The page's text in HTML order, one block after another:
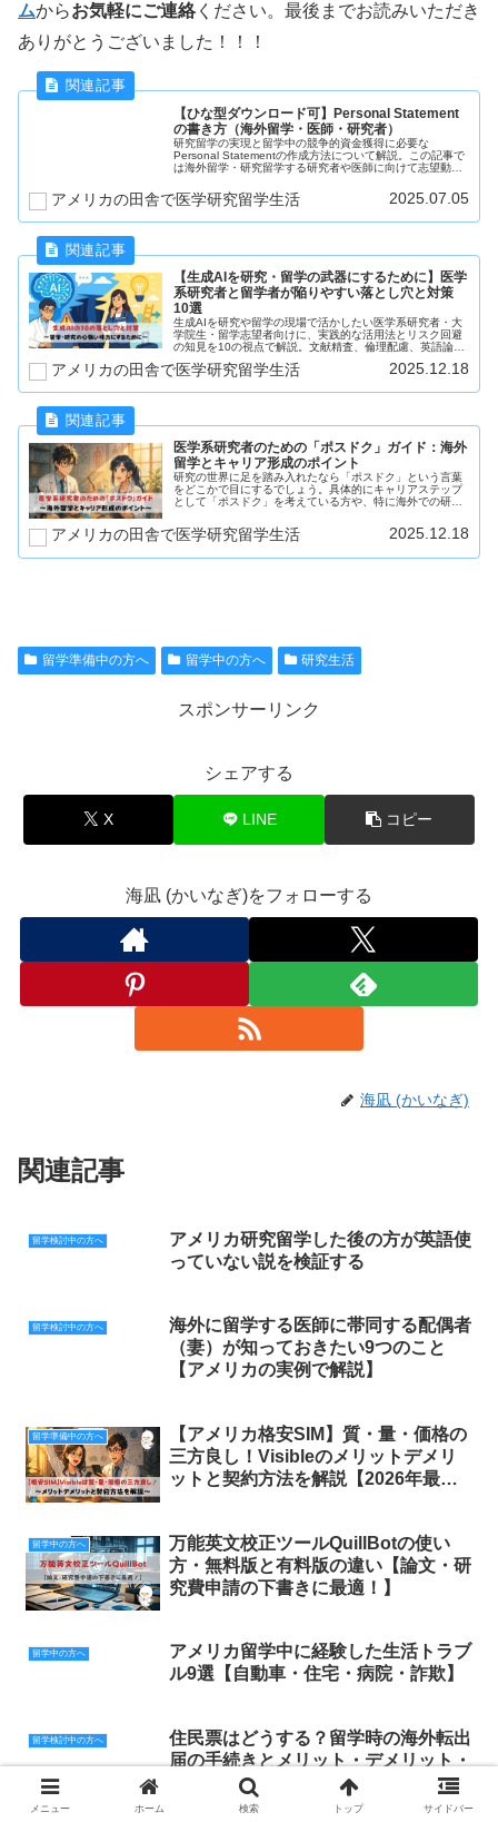
ムからお気軽にご連絡 ください。最後までお読みいただき
ありがとうございました！！！
【ひな型ダウンロード可】Personal Statement
の書き方（海外留学・医師・研究者）
研究留学の実現と留学中の競争的資金獲得に必要な
Personal Statementの作成方法について解説。この記事で
は海外留学・研究留学する研究者や医師に向けて志望動機
ドできるファイルをもとに解説しています。
アメリカの田舎で医学研究留学生活 2025.07.05
【生成AIを研究・留学の武器にするために】医学
系研究者と留学者が陥りやすい落とし穴と対策
10選
生成AIを研究や留学の現場で活かしたい医学系研究者・大
学院生・留学志望者向けに、実践的な活用法とリスク回避
の知見を10の視点で解説。文献精査、倫理配慮、英語論文
の校正まで幅広く網羅し、AI活用に迷う研究者のための具
体的な「落とし穴」と「対策」をわかりやすく紹介してい
アメリカの田舎で医学研究留学生活 2025.12.18
医学系研究者のための「ポスドク」ガイド：海外
留学とキャリア形成のポイント
研究の世界に足を踏み入れたなら「ポスドク」という言葉
をどこかで目にするでしょう。具体的にキャリアステップ
として「ポスドク」を考えている方や、特に海外での研究
いいの？」「海外での研究や生活は...
アメリカの田舎で医学研究留学生活 2025.12.18
留学準備中の方へ 留学中の方へ 研究生活
スポンサーリンク
シェアする
X LINE コピー
海凪 (かいなぎ)をフォローする
海凪 (かいなぎ)
関連記事
留学検討中の方へ
アメリカ研究留学した後の方が英語使
っていない説を検証する
留学検討中の方へ
海外に留学する医師に帯同する配偶者
（妻）が知っておきたい9つのこと
【アメリカの実例で解説】
留学準備中の方へ
【アメリカ格安SIM】質・量・価格の
三方良し！Visibleのメリットデメリ
ットと契約方法を解説【2026年最新
留学中の方へ
万能英文校正ツールQuillBotの使い
方・無料版と有料版の違い【論文・研
究費申請の下書きに最適！】
留学中の方へ
アメリカ留学中に経験した生活トラブ
ル9選【自動車・住宅・病院・詐欺】
留学検討中の方へ
住民票はどうする？留学時の海外転出
届の手続きとメリット・デメリット・
注意点についてわかりやすく解説！
メニュー ホーム 検索 トップ サイドバー